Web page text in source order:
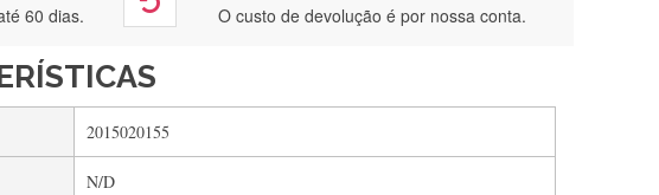
60 dias. O custo de devolução é por nossa conta.
2015020155
N/D
encomendar.